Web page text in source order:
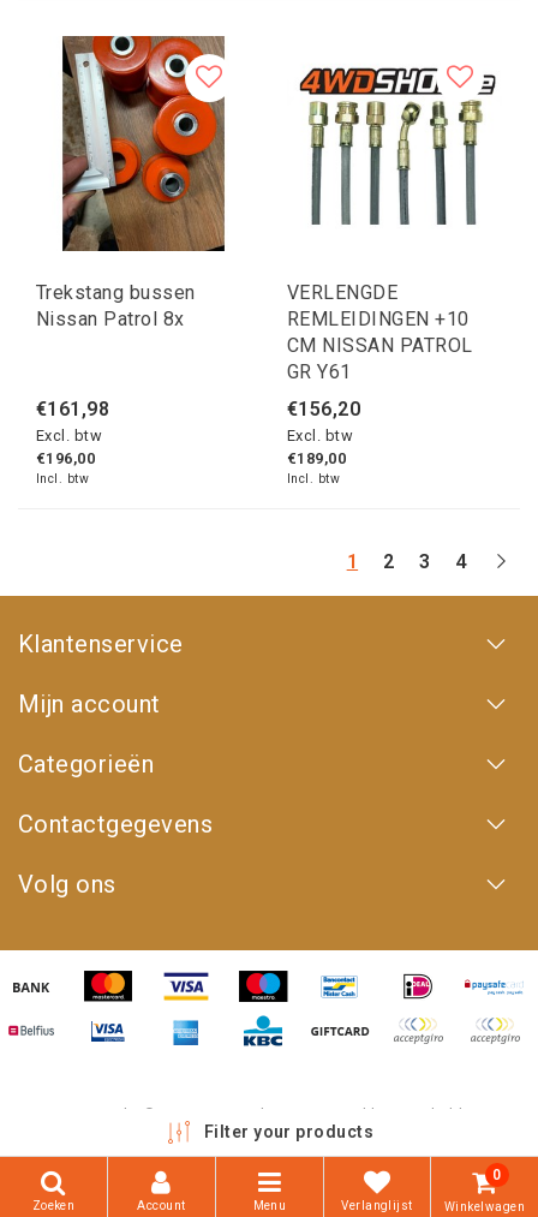
Trekstang bussen
Nissan Patrol 8x
€161,98
Excl. btw
€196,00
Incl. btw
VERLENGDE
REMLEIDINGEN +10
CM NISSAN PATROL
GR Y61
€156,20
Excl. btw
€189,00
Incl. btw
1 2 3 4
Klantenservice
Mijn account
Categorieën
Contactgegevens
Volg ons
Copyright © 2026 - 4WD Shop | Powered by emarkable
Filter your products
Zoeken Account Menu Verlanglijst
0
Winkelwagen